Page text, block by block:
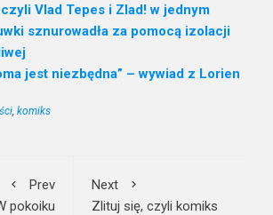
Vlad Tepes i Zlad! w jednym
sznurowadła za pomocą izolacji
jest niezbędna” – wywiad z Lorien
komiks
Prev
pokoiku
Next
Zlituj się, czyli komiks